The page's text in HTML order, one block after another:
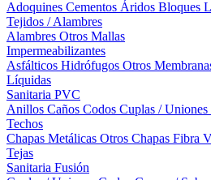
Adoquines Cementos Áridos Bloques
Tejidos / Alambres
Alambres Otros Mallas
Impermeabilizantes
Asfálticos Hidrófugos Otros
Líquidas
Sanitaria PVC
Anillos Caños Codos Cuplas / Uniones
Techos
Chapas Metálicas Otros Chapas Fibra
Tejas
Sanitaria Fusión